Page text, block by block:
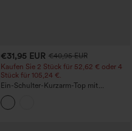
€31,95 EUR €40,95 EUR
Kaufen Sie 2 Stück für 52,62 € oder 4
Stück für 105,24 €.
Ein-Schulter-Kurzarm-Top mit
abgerundetem High-Low-Saum,
integriertem BH, gepunktet, lässig